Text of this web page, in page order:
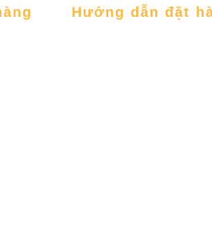
Hướng dẫn đặt